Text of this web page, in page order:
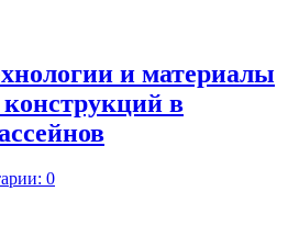
и материалы
в
0